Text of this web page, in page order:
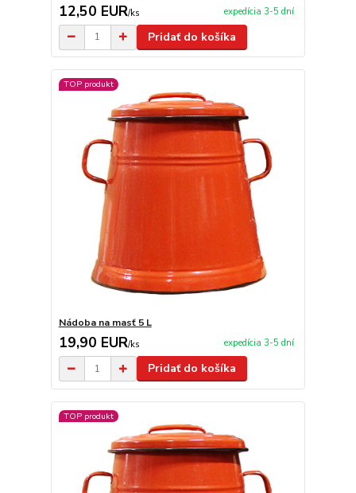
12,50 EUR/ks expedícia 3-5 dní
Pridať do košíka
TOP produkt
Nádoba na masť 5 L
19,90 EUR/ks expedícia 3-5 dní
Pridať do košíka
TOP produkt